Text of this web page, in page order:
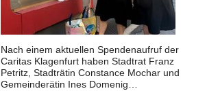
Nach einem aktuellen Spendenaufruf der
Caritas Klagenfurt haben Stadtrat Franz
Petritz, Stadträtin Constance Mochar und
Gemeinderätin Ines Domenig…